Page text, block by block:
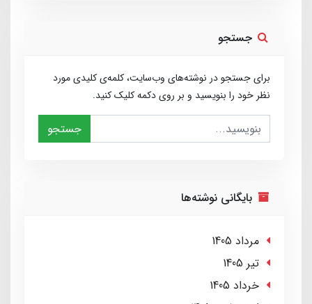
جستجو
برای جستجو در نوشته‌های وب‌سایت، کلمه‌ی کلیدی مورد
نظر خود را بنویسید و بر روی دکمه کلیک کنید.
جستجو
بایگانی نوشته‌ها
مرداد 1405
تير 1405
خرداد 1405